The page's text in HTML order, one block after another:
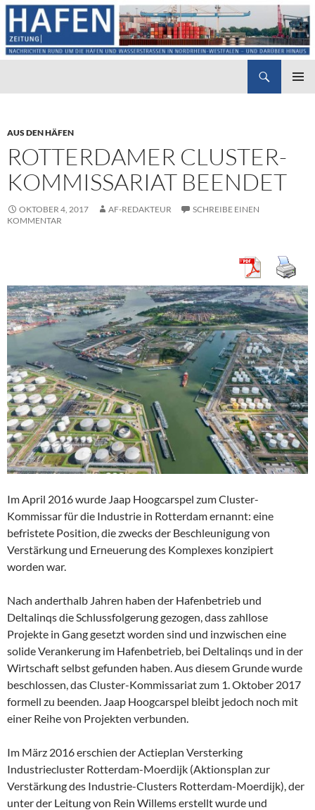
AUS DEN HÄFEN
ROTTERDAMER CLUSTER-
KOMMISSARIAT BEENDET
OKTOBER 4, 2017 AF-REDAKTEUR
SCHREIBE EINEN
KOMMENTAR
Im April 2016 wurde Jaap Hoogcarspel zum Cluster-
Kommissar für die Industrie in Rotterdam ernannt: eine
befristete Position, die zwecks der Beschleunigung von
Verstärkung und Erneuerung des Komplexes konzipiert
worden war.
Nach anderthalb Jahren haben der Hafenbetrieb und
Deltalinqs die Schlussfolgerung gezogen, dass zahllose
Projekte in Gang gesetzt worden sind und inzwischen eine
solide Verankerung im Hafenbetrieb, bei Deltalinqs und in der
Wirtschaft selbst gefunden haben. Aus diesem Grunde wurde
beschlossen, das Cluster-Kommissariat zum 1. Oktober 2017
formell zu beenden. Jaap Hoogcarspel bleibt jedoch noch mit
einer Reihe von Projekten verbunden.
Im März 2016 erschien der Actieplan Versterking
Industriecluster Rotterdam-Moerdijk (Aktionsplan zur
Verstärkung des Industrie-Clusters Rotterdam-Moerdijk), der
unter der Leitung von Rein Willems erstellt wurde und